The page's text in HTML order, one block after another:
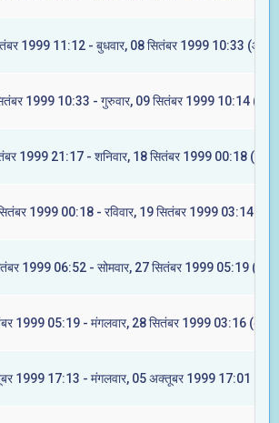
1999 11:12 - बुधवार, 08 सितंबर 1999 10:33
1999 10:33 - गुरुवार, 09 सितंबर 1999 10:14 (मघा)
1999 21:17 - शनिवार, 18 सितंबर 1999 00:18
1999 00:18 - रविवार, 19 सितंबर 1999 03:14 (मूल)
1999 06:52 - सोमवार, 27 सितंबर 1999 05:19
1999 05:19 - मंगलवार, 28 सितंबर 1999 03:16
1999 17:13 - मंगलवार, 05 अक्तूबर 1999 17:01